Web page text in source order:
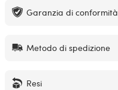
Garanzia di conformità
Metodo di spedizione
Resi